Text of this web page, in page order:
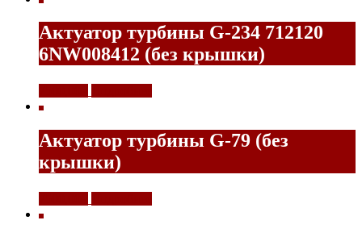
Актуатор турбины G-234 712120
6NW008412 (без крышки)
Актуатор турбины G-79 (без
крышки)